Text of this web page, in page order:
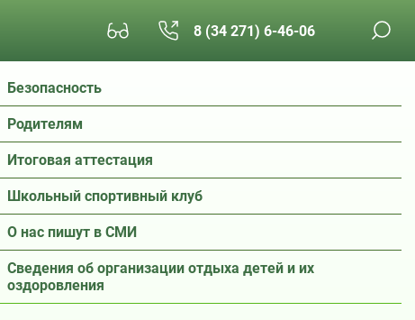
8 (34 271) 6-46-06
Безопасность
Родителям
Итоговая аттестация
Школьный спортивный клуб
О нас пишут в СМИ
Сведения об организации отдыха детей и их
оздоровления